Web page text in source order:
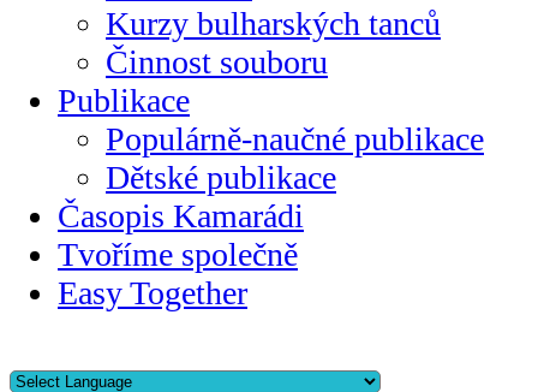
Kurzy bulharských tanců
Činnost souboru
Publikace
Populárně-naučné publikace
Dětské publikace
Časopis Kamarádi
Tvoříme společně
Easy Together